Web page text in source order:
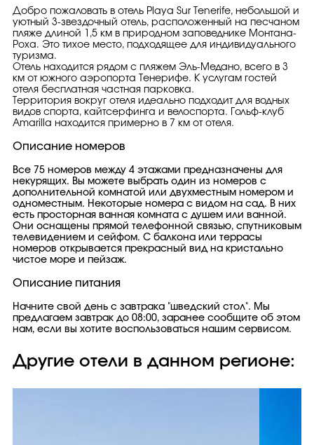
Добро пожаловать в отель Playa Sur Tenerife, небольшой и
уютный 3-звездочный отель, расположенный на песчаном
пляже длиной 1,5 км в природном заповеднике Монтана-
Роха. Это тихое место, подходящее для индивидуального
туризма.
Отель находится рядом с пляжем Эль-Медано, всего в 3
км от южного аэропорта Тенерифе. К услугам гостей
отеля бесплатная частная парковка.
Территория вокруг отеля идеально подходит для водных
видов спорта, кайтсерфинга и велоспорта. Гольф-клуб
Amarilla находится примерно в 7 км от отеля.
Описание номеров
Все 75 номеров между 4 этажами предназначены для
некурящих. Вы можете выбрать один из номеров с
дополнительной комнатой или двухместным номером и
одноместным. Некоторые номера с видом на сад. В них
есть просторная ванная комната с душем или ванной.
Они оснащены прямой телефонной связью, спутниковым
телевидением и сейфом. С балкона или террасы
номеров открывается прекрасный вид на кристально
чистое море и пейзаж.
Описание питания
Начните свой день с завтрака "шведский стол". Мы
предлагаем завтрак до 08:00, заранее сообщите об этом
нам, если вы хотите воспользоваться нашим сервисом.
Другие отели в данном регионе: